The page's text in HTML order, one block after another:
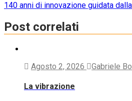
articoli
140 anni di innovazione guidata
Post correlati
Agosto 2, 2026 Gabriele
La vibrazione